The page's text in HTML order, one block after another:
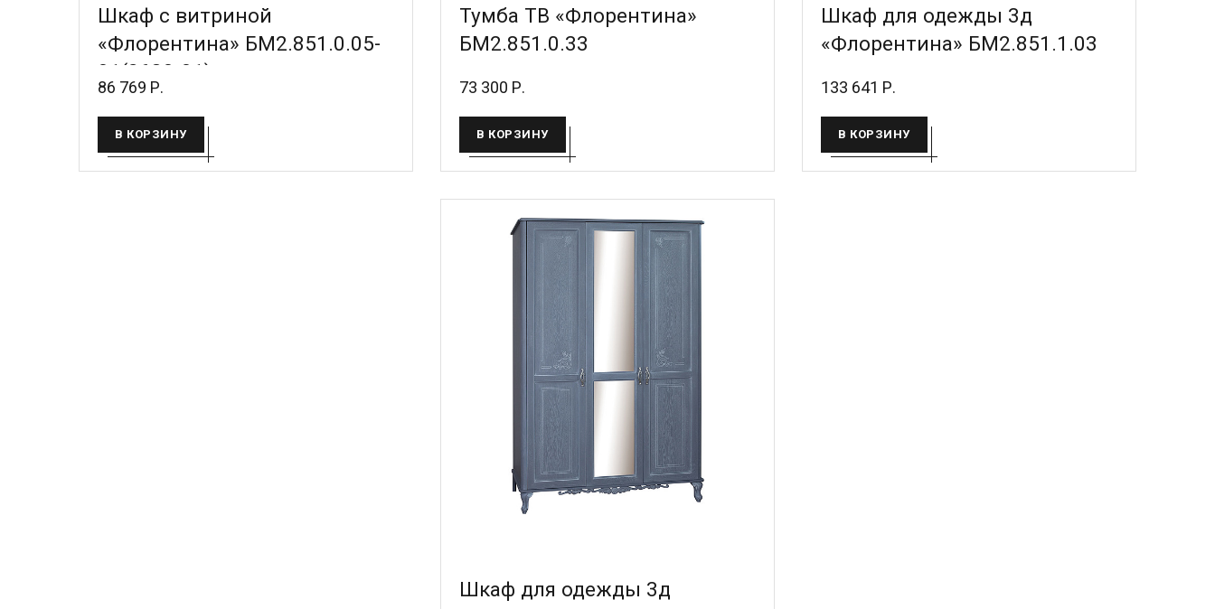
Шкаф с витриной
«Флорентина» БМ2.851.0.05-
01(2680-01)
86 769 Р.
В КОРЗИНУ
Тумба ТВ «Флорентина»
БМ2.851.0.33
73 300 Р.
В КОРЗИНУ
Шкаф для одежды 3д
«Флорентина» БМ2.851.1.03
133 641 Р.
В КОРЗИНУ
Шкаф для одежды 3д